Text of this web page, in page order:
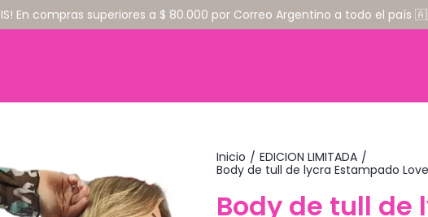
En compras superiores a $ 80.000 por Correo Argentino a todo el país
Inicio / EDICION LIMITADA /
Body de tull de lycra Estampado
Body de tull de